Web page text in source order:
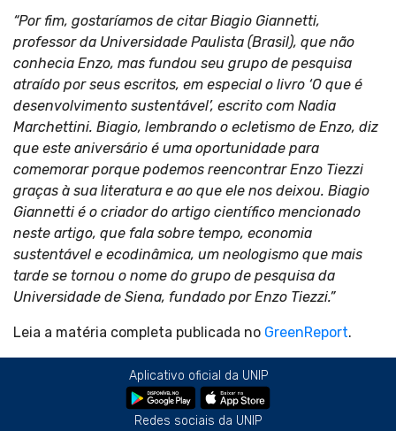
“Por fim, gostaríamos de citar Biagio Giannetti,
professor da Universidade Paulista (Brasil), que não
conhecia Enzo, mas fundou seu grupo de pesquisa
atraído por seus escritos, em especial o livro ‘O que é
desenvolvimento sustentável’, escrito com Nadia
Marchettini. Biagio, lembrando o ecletismo de Enzo, diz
que este aniversário é uma oportunidade para
comemorar porque podemos reencontrar Enzo Tiezzi
graças à sua literatura e ao que ele nos deixou. Biagio
Giannetti é o criador do artigo científico mencionado
neste artigo, que fala sobre tempo, economia
sustentável e ecodinâmica, um neologismo que mais
tarde se tornou o nome do grupo de pesquisa da
Universidade de Siena, fundado por Enzo Tiezzi.”
Leia a matéria completa publicada no GreenReport.
Aplicativo oficial da UNIP
Redes sociais da UNIP